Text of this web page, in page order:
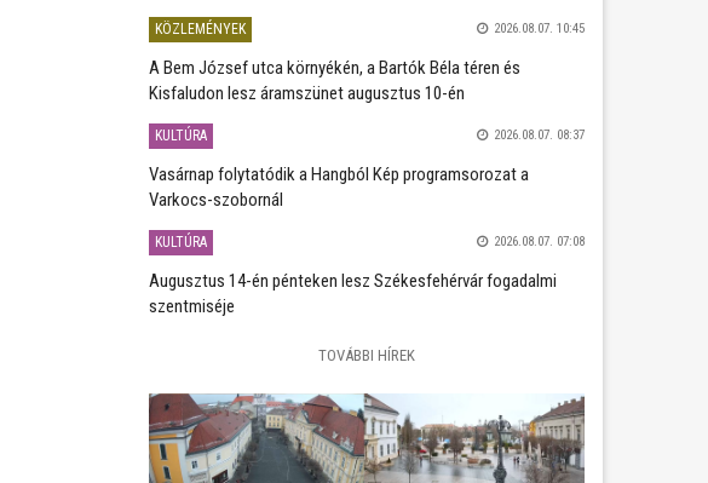
KÖZLEMÉNYEK 2026.08.07. 10:45
A Bem József utca környékén, a Bartók Béla téren és
Kisfaludon lesz áramszünet augusztus 10-én
KULTÚRA 2026.08.07. 08:37
Vasárnap folytatódik a Hangból Kép programsorozat a
Varkocs-szobornál
KULTÚRA 2026.08.07. 07:08
Augusztus 14-én pénteken lesz Székesfehérvár fogadalmi
szentmiséje
TOVÁBBI HÍREK